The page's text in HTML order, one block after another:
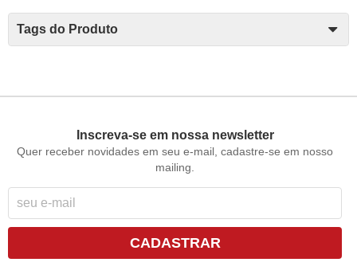
Tags do Produto
Inscreva-se em nossa newsletter
Quer receber novidades em seu e-mail, cadastre-se em nosso
mailing.
CADASTRAR